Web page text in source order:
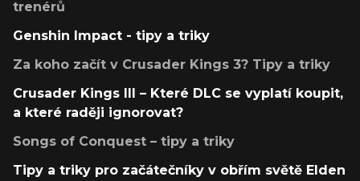
trenérů
Genshin Impact - tipy a triky
Za koho začít v Crusader Kings 3? Tipy a triky
Crusader Kings III – Které DLC se vyplatí koupit,
a které raději ignorovat?
Songs of Conquest – tipy a triky
Tipy a triky pro začátečníky v obřím světě Elden